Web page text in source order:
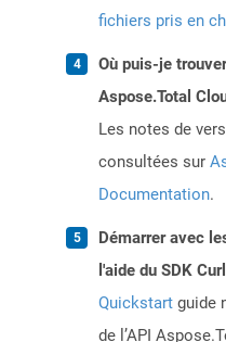
fichiers pris en
Où puis-je
Aspose.Total
Les notes de
consultées sur
Documentation.
Démarrer avec
l'aide du SDK
Quickstart guide
de l’API